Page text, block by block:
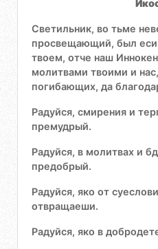
Светильник, во тьме
просвещающий, был
твоем, отче наш
молитвами твоими и
погибающих, да
Радуйся, смирения и
премудрый.
Радуйся, в молитвах и
предобрый.
Радуйся, яко от
отвращаеши.
Радуйся, яко в